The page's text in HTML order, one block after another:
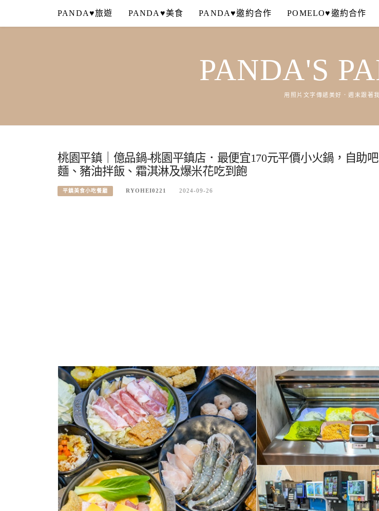
content
PANDA♥旅遊 PANDA♥美食 PANDA♥邀約合作 POMELO♥邀約合作
PANDA'S
用照片文字傳遞美好．週末跟著
桃園平鎮｜億品鍋-桃園平鎮店．最便宜170元平價小火鍋，自助
麵、豬油拌飯、霜淇淋及爆米花吃到飽
平鎮美食小吃餐廳 RYOHEI0221 2024-09-26